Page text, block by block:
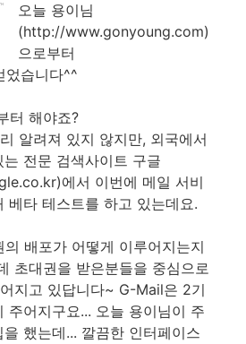
오늘 용이님
(http://www.gonyoung.com)
으로부터
었습니다^^
터 해야죠?
알려져 있지 않지만, 외국에서
전문 검색사이트 구글
에서 이번에 메일 서비
베타 테스트를 하고 있는데요.
배포가 어떻게 이루어지는지
초대권을 받은분들을 중심으로
지고 있답니다~ G-Mail은 2기
주어지구요... 오늘 용이님이 주
했는데... 깔끔한 인터페이스